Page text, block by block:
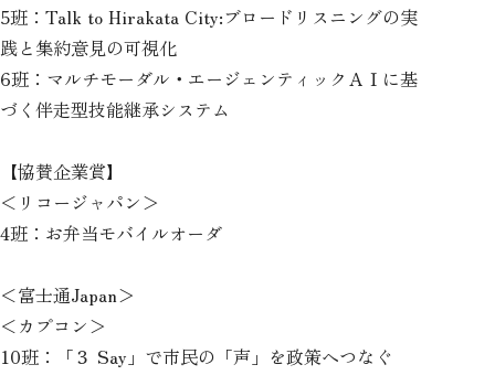
5班：Talk to Hirakata City:ブロードリスニングの実
践と集約意見の可視化
6班：マルチモーダル・エージェンティックＡＩに基
づく伴走型技能継承システム
【協賛企業賞】
＜リコージャパン＞
4班：お弁当モバイルオーダ
＜富士通Japan＞
＜カプコン＞
10班：「３ Say」で市民の「声」を政策へつなぐ